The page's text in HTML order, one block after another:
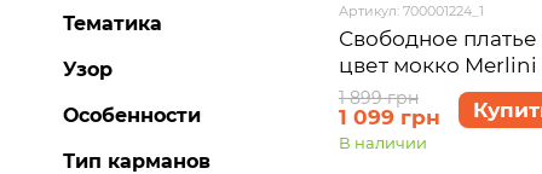
Артикул: 700001224_1
Свободное
цвет мокко
700001224 размер
1 899 грн
1 099 грн
В наличии
Тематика
Узор
Особенности
Тип карманов